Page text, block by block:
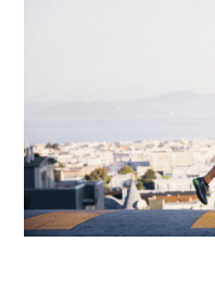
BIEN-ÊTRE
SANTÉ BUCCO-